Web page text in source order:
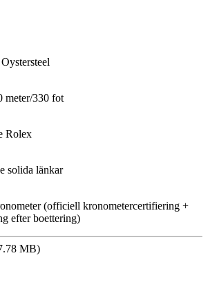
meter/330 fot
Rolex
solida länkar
(officiell kronometercertifiering +
efter boettering)
MB)